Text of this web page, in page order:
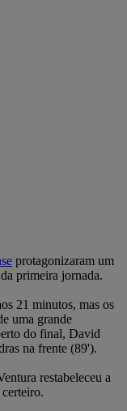
protagonizaram um
primeira jornada.
21 minutos, mas os
uma grande
do final, David
na frente (89').
restabeleceu a